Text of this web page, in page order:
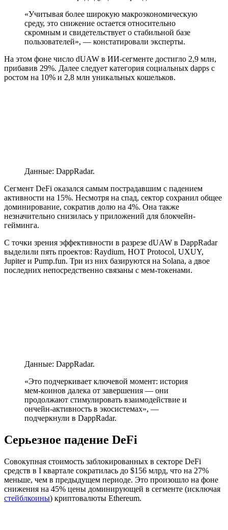
«Учитывая более широкую макроэкономическую
среду, это снижение остается относительно
скромным и свидетельствует о стабильной базе
пользователей», — констатировали эксперты.
На этом фоне число dUAW в ИИ-сегменте достигло 2,9 млн,
прибавив 29%. Далее следует категория социальных dapps с
ростом на 10% и 2,8 млн уникальных кошельков.
Данные: DappRadar.
Сегмент DeFi оказался самым пострадавшим с падением
активности на 15%. Несмотря на спад, сектор сохранил общее
доминирование, сократив долю на 4%. Она также
незначительно снизилась у приложений для блокчейн-
гейминга.
С точки зрения эффективности в разрезе dUAW в DappRadar
выделили пять проектов: Raydium, HOT Protocol, UXUY,
Jupiter и Pump.fun. Три из них базируются на Solana, а двое
последних непосредственно связаны с мем-токенами.
Данные: DappRadar.
«Это подчеркивает ключевой момент: история
мем-коинов далека от завершения — они
продолжают стимулировать взаимодействие и
ончейн-активность в экосистемах», —
подчеркнули в DappRadar.
Серьезное падение DeFi
Совокупная стоимость заблокированных в секторе DeFi
средств в I квартале сократилась до $156 млрд, что на 27%
меньше, чем в предыдущем периоде. Это произошло на фоне
снижения на 45% цены доминирующей в сегменте (исключая
стейблкоины) криптовалюты Ethereum.